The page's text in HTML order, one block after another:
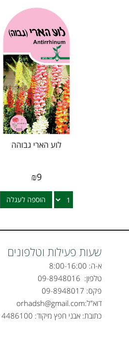
לוע הארי גבוהה
₪9
הוספה לעגלה
שעות פעילות וטלפונים
א-ה: 8:00-16:00
טלפון:
פקס: 09-8948017
דוא"ל:orhadsh@gmail.com
כתובת: אבני חפץ מיקוד: 4486100